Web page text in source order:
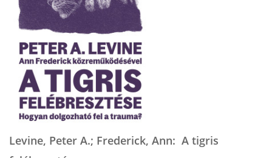
Levine, Peter A.; Frederick, Ann: A tigris